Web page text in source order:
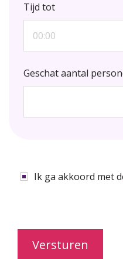
Tijd tot
Geschat aantal
Ik ga akkoord met